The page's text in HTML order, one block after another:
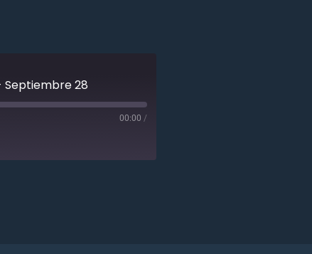
Septiembre 28
00:00 /